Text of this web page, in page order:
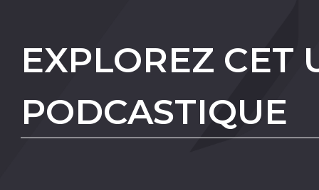
EXPLOREZ CET
PODCASTIQUE